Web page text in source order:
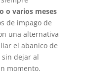
o varios meses
de impago de
una alternativa
el abanico de
sin dejar al
momento.